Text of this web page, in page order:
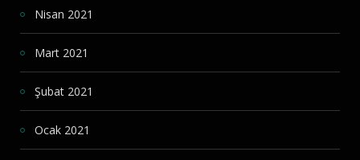
Nisan 2021
Mart 2021
Şubat 2021
Ocak 2021